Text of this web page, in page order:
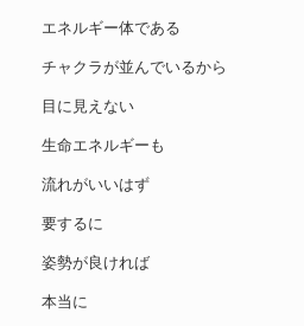
エネルギー体である
チャクラが並んでいるから
目に見えない
生命エネルギーも
流れがいいはず
要するに
姿勢が良ければ
本当に